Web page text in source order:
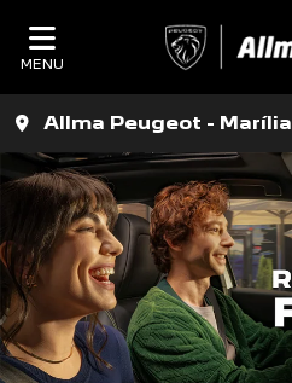
MENU
Allma Peugeot - Marília